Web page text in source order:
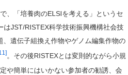
、「培養肉のELSIを考える」というセ
JST/RISTEX科学技術振興機構社会技
遺伝子組換え作物やゲノム編集作物の
。その後RISTEXとは変則的ながら小規
や簡単にはいかない参加者の勧誘、会